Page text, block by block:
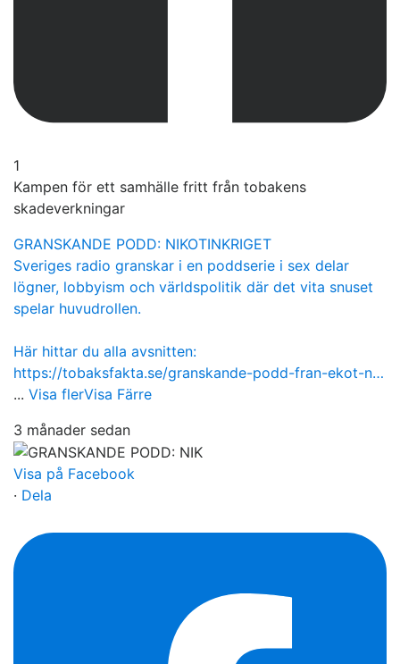
1
Kampen för ett samhälle fritt från tobakens
skadeverkningar
GRANSKANDE PODD: NIKOTINKRIGET
Sveriges radio granskar i en poddserie i sex delar
lögner, lobbyism och världspolitik där det vita snuset
spelar huvudrollen.
Här hittar du alla avsnitten:
https://tobaksfakta.se/granskande-podd-fran-ekot-n…
... Visa flerVisa Färre
3 månader sedan
Visa på Facebook
· Dela